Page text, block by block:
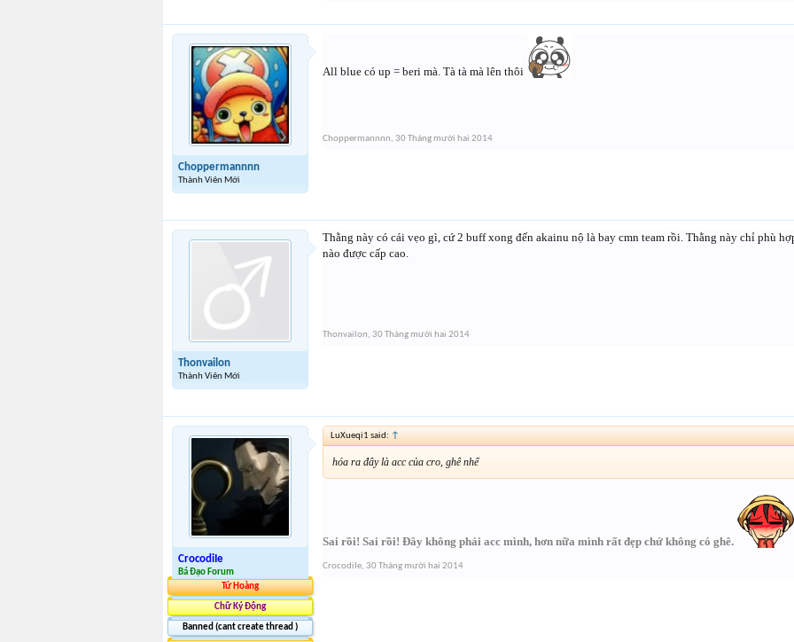
Choppermannnn
Thành Viên Mới
All blue có up = beri mà. Tà tà mà lên thôi
Choppermannnn, 30 Tháng mười hai 2014
Thonvailon
Thành Viên Mới
Thằng này có cái vẹo gì, cứ 2 buff xong đến akainu nộ là bay cmn team rồi. Thằng này chỉ phù
nào được cấp cao.
Thonvailon, 30 Tháng mười hai 2014
CrocodiIe
Bá Đạo Forum
Tứ Hoàng
Chữ Ký Động
Banned (cant create thread )
LuXueqi1 said: ↑
hóa ra đây là acc của cro, ghê nhể
Sai rồi! Sai rồi! Đây không phải acc mình, hơn nữa mình rất đẹp chứ không có ghê.
CrocodiIe, 30 Tháng mười hai 2014